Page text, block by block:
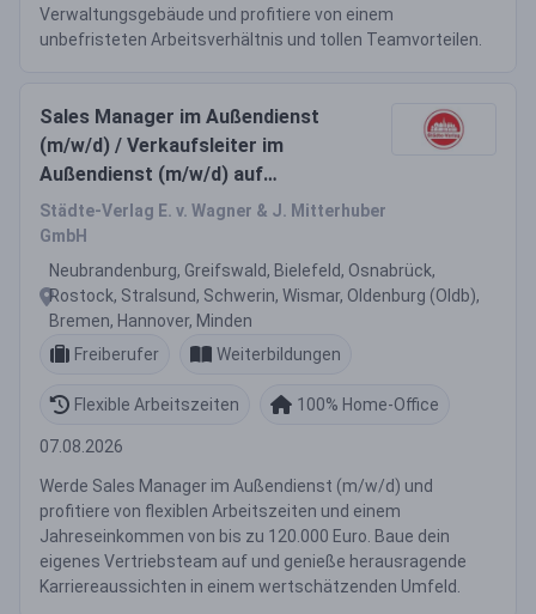
Verwaltungsgebäude und profitiere von einem
unbefristeten Arbeitsverhältnis und tollen Teamvorteilen.
Sales Manager im Außendienst
(m/w/d) / Verkaufsleiter im
Außendienst (m/w/d) auf
selbstständiger Basis
Städte-Verlag E. v. Wagner & J. Mitterhuber
GmbH
Neubrandenburg, Greifswald, Bielefeld, Osnabrück,
Rostock, Stralsund, Schwerin, Wismar, Oldenburg (Oldb),
Bremen, Hannover, Minden
Freiberufer
Weiterbildungen
Flexible Arbeitszeiten 100% Home-Office
07.08.2026
Werde Sales Manager im Außendienst (m/w/d) und
profitiere von flexiblen Arbeitszeiten und einem
Jahreseinkommen von bis zu 120.000 Euro. Baue dein
eigenes Vertriebsteam auf und genieße herausragende
Karriereaussichten in einem wertschätzenden Umfeld.